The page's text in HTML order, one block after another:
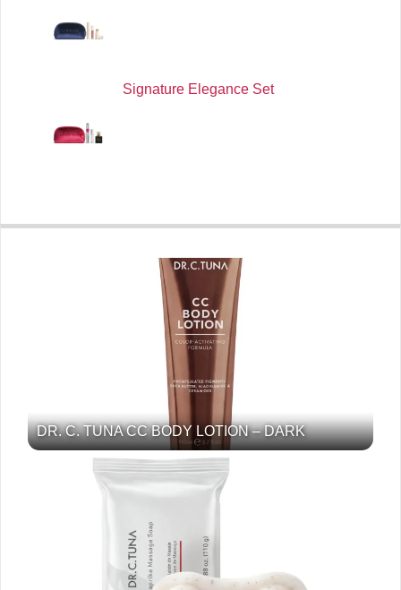
Signature Elegance Set
DR. C. TUNA CC BODY LOTION – DARK